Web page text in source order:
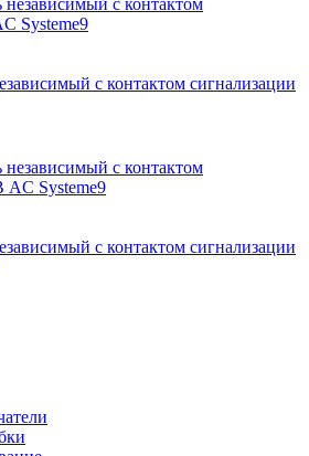
с контактом сигнализации
с контактом сигнализации